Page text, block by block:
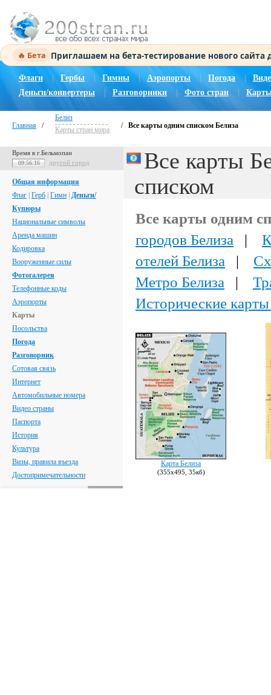
🔥 Бета Приглашаем на бета-тестирование нового
Флаги Гербы Гимны | Аэропорты Погода |
Деньги/конвертеры
Разговорники Фото стран
Главная /
Белиз
Карты стран мира
/ Все карты одним списком Белиза
Время в г.Бельмопан
09:56:17 другой город
Общая информация
Флаг Герб Гимн Деньги/
Купюры
Национальные символы
Аренда машин
Кодировка
Вооруженные силы
Фотогалерея
Телефонные коды
Аэропорты
Карты
Посольства
Погода
Разговорник
Сотовая связь
Интернет
Автомобильные номера
Видео страны
Паспорта
История
Культура
Визы, правила въезда
Достопримечательности
Все карты
списком
Все карты одним
городов Белиза |
отелей Белиза |
Метро Белиза |
Исторические карты
Карта Белиза
(355х495, 35кб)